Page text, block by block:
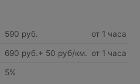
590 руб. от 1 часа
690 руб.+ 50 руб/км. от 1 часа
5%